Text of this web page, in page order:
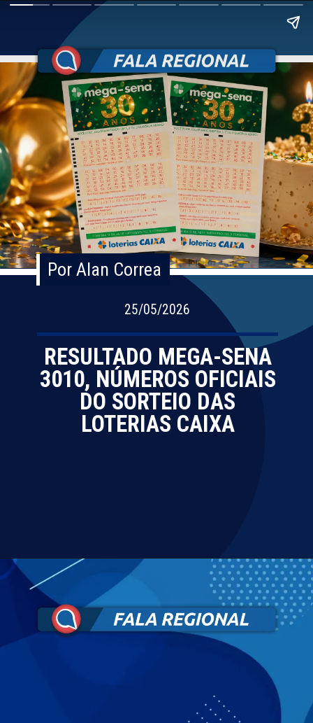
25/05/2026
Por Alan Correa
Por Alan Correa
RESULTADO MEGA-SENA
3010, NÚMEROS OFICIAIS
DO SORTEIO DAS
LOTERIAS CAIXA